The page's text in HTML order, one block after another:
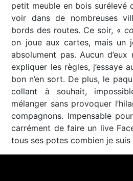
petit meuble en bois surélevé
voir dans de nombreuses
bords des routes. Ce soir, «
on joue aux cartes, mais un
absolument pas. Aucun d’eux
expliquer les règles, j’essaye
bon n’en sort. De plus, le
collant à souhait,
mélanger sans provoquer
compagnons. Impensable
carrément de faire un live
tous ses potes combien je